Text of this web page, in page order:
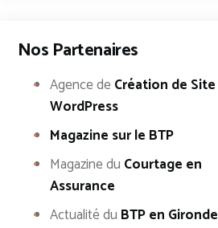
Nos Partenaires
Agence deCréation de Site
WordPress
Magazine sur le BTP
Magazine du Courtage en
Assurance
Actualité du BTP en Gironde